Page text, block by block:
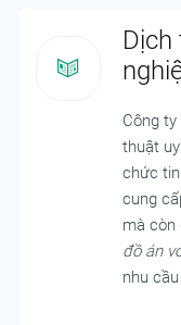
Công
thuật
chức
cung
mà còn
đồ án
nhu